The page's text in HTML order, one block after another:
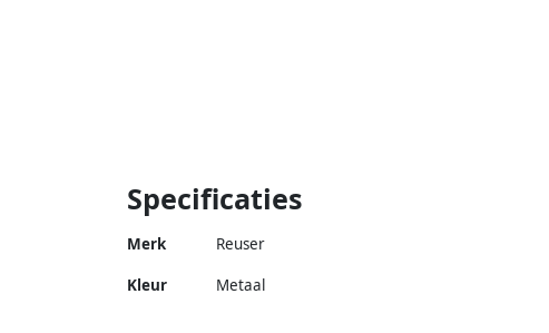
Specificaties
Merk Reuser
Kleur Metaal